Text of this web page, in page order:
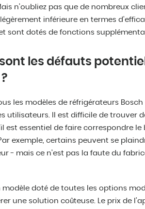
n’oubliez pas que de nombreux
inférieure en termes
sont dotés de fonctions
les défauts
les modèles de réfrigérateurs
utilisateurs. Il est difficile de trouver
est essentiel de faire correspondre
exemple, certains peuvent se
- mais ce n’est pas la faute du
modèle doté de toutes les options
une solution coûteuse. Le prix de